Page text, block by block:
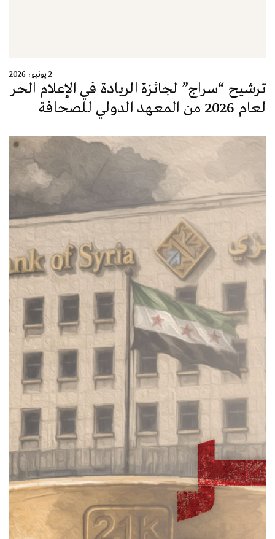
2 يونيو، 2026
ترشيح “سراج” لجائزة الريادة في الإعلام الحر
لعام 2026 من المعهد الدولي للصحافة